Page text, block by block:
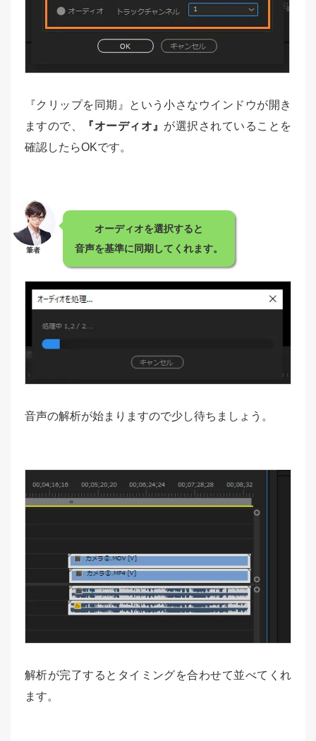
『クリップを同期』という小さなウインドウが開き
ますので、
『オーディオ』 が選択されていることを
確認したらOKです。
筆者
オーディオを選択すると
音声を基準に同期してくれます。
音声の解析が始まりますので少し待ちましょう。
解析が完了するとタイミングを合わせて並べてくれ
ます。